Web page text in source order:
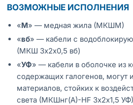
ВОЗМОЖНЫЕ ИСПОЛНЕНИЯ
«М» — медная жила (МКШМ)
«вб» — кабели с
(МКШ 3х2х0,5 вб)
«УФ» — кабели в оболочке из
содержащих галогенов, могут
материалов, стойких к
света (МКШнг(А)-HF 3х2х1,5 УФ)